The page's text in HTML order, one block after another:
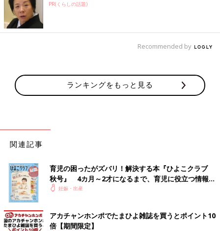
PR(くらしの話題)
Recommended by
ランキングをもっと見る
関連記事
育児の困ったがズバリ！解決する本『ひよこクラブ
秋号』 4カ月～2才になるまで、育児に役立つ情報が
いっぱい！
妊娠・出産
アカチャンホンポでたまひよ雑誌を買うとポイント10
倍【期間限定】